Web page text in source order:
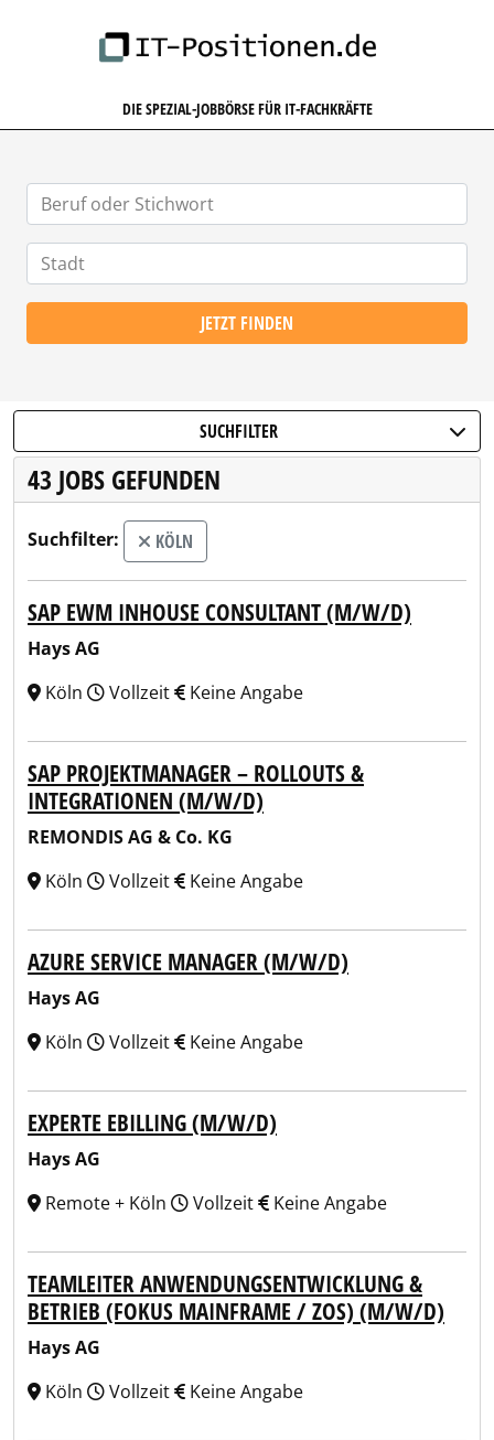
DIE SPEZIAL-JOBBÖRSE FÜR IT-FACHKRÄFTE
JETZT FINDEN
SUCHFILTER
43 JOBS GEFUNDEN
Suchfilter: KÖLN
SAP EWM INHOUSE CONSULTANT (M/W/D)
Hays AG
Köln
Vollzeit Keine Angabe
SAP PROJEKTMANAGER – ROLLOUTS &
INTEGRATIONEN (M/W/D)
REMONDIS AG & Co. KG
Köln
Vollzeit Keine Angabe
AZURE SERVICE MANAGER (M/W/D)
Hays AG
Köln
Vollzeit Keine Angabe
EXPERTE EBILLING (M/W/D)
Hays AG
Remote + Köln
Vollzeit Keine Angabe
TEAMLEITER ANWENDUNGSENTWICKLUNG &
BETRIEB (FOKUS MAINFRAME / ZOS) (M/W/D)
Hays AG
Köln
Vollzeit Keine Angabe